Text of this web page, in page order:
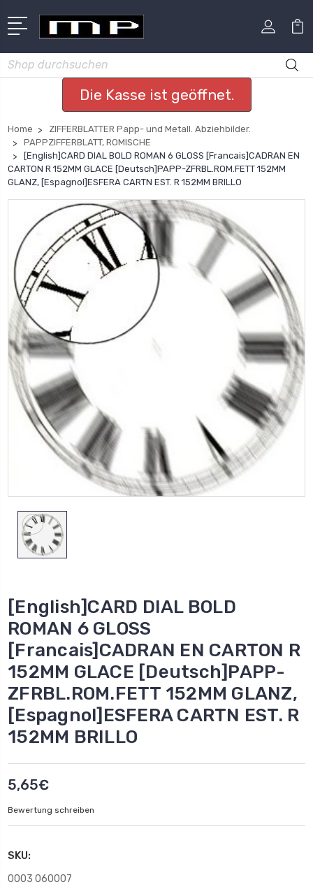
Suchen
Die Kasse ist geöffnet.
Home
ZIFFERBLATTER Papp- und Metall. Abziehbilder.
PAPPZIFFERBLATT, ROMISCHE
[English]CARD DIAL BOLD ROMAN 6 GLOSS [Francais]CADRAN EN
CARTON R 152MM GLACE [Deutsch]PAPP-ZFRBL.ROM.FETT 152MM
GLANZ, [Espagnol]ESFERA CARTN EST. R 152MM BRILLO
[English]CARD DIAL BOLD
ROMAN 6 GLOSS
[Francais]CADRAN EN CARTON R
152MM GLACE [Deutsch]PAPP-
ZFRBL.ROM.FETT 152MM GLANZ,
[Espagnol]ESFERA CARTN EST. R
152MM BRILLO
5,65€
Bewertung schreiben
SKU:
0003 060007